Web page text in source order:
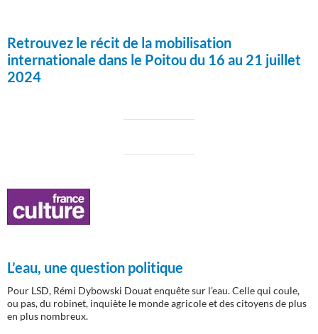
Retrouvez le récit de la mobilisation
internationale dans le Poitou du 16 au 21 juillet
2024
L’eau, une question politique
Pour LSD, Rémi Dybowski Douat enquête sur l’eau. Celle qui coule,
ou pas, du robinet, inquiète le monde agricole et des citoyens de plus
en plus nombreux.